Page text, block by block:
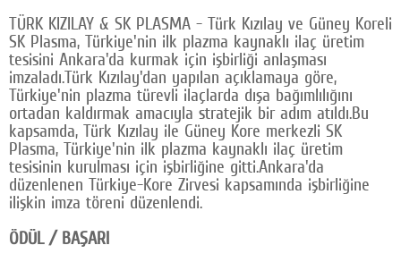
TÜRK KIZILAY & SK PLASMA - Türk Kızılay ve Güney Koreli
SK Plasma, Türkiye'nin ilk plazma kaynaklı ilaç üretim
tesisini Ankara'da kurmak için işbirliği anlaşması
imzaladı.Türk Kızılay'dan yapılan açıklamaya göre,
Türkiye'nin plazma türevli ilaçlarda dışa bağımlılığını
ortadan kaldırmak amacıyla stratejik bir adım atıldı.Bu
kapsamda, Türk Kızılay ile Güney Kore merkezli SK
Plasma, Türkiye'nin ilk plazma kaynaklı ilaç üretim
tesisinin kurulması için işbirliğine gitti.Ankara'da
düzenlenen Türkiye-Kore Zirvesi kapsamında işbirliğine
ilişkin imza töreni düzenlendi.
ÖDÜL / BAŞARI